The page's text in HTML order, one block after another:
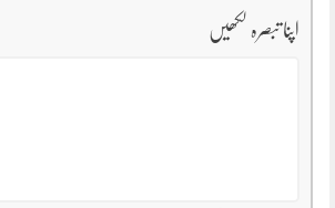
اپنا تبصرہ لکھیں